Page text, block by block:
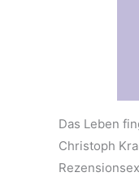
Das Leben
Christoph